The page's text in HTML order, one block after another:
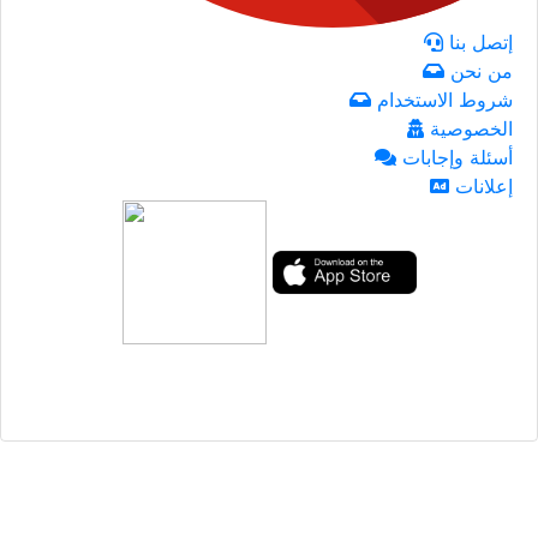
إتصل بنا
من نحن
شروط الاستخدام
الخصوصية
أسئلة وإجابات
إعلانات